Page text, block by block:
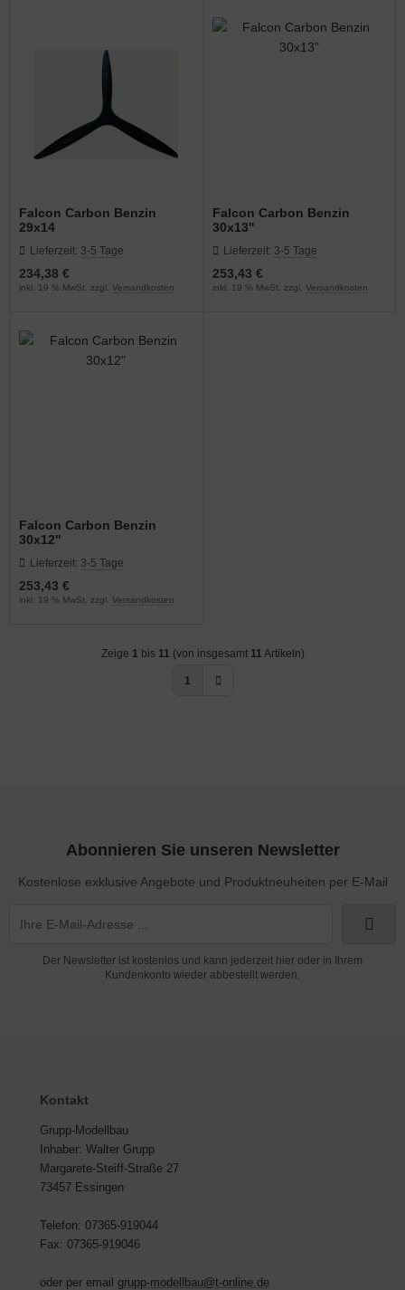
Falcon Carbon Benzin
29x14
Lieferzeit: 3-5 Tage
234,38 €
inkl. 19 % MwSt. zzgl. Versandkosten
Falcon Carbon Benzin
30x13"
Lieferzeit: 3-5 Tage
253,43 €
inkl. 19 % MwSt. zzgl. Versandkosten
Falcon Carbon Benzin
30x12"
Lieferzeit: 3-5 Tage
253,43 €
inkl. 19 % MwSt. zzgl. Versandkosten
Zeige 1 bis 11 (von insgesamt 11 Artikeln)
1
Abonnieren Sie unseren Newsletter
Kostenlose exklusive Angebote und Produktneuheiten per E-Mail
Der Newsletter ist kostenlos und kann jederzeit hier oder in Ihrem
Kundenkonto wieder abbestellt werden.
Kontakt
Grupp-Modellbau
Inhaber: Walter Grupp
Margarete-Steiff-Straße 27
73457 Essingen
Telefon: 07365-919044
Fax: 07365-919046
oder per email grupp-modellbau@t-online.de